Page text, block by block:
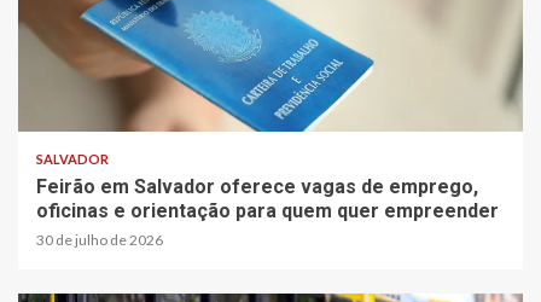
SALVADOR
Feirão em Salvador oferece vagas de emprego,
oficinas e orientação para quem quer empreender
30 de julho de 2026